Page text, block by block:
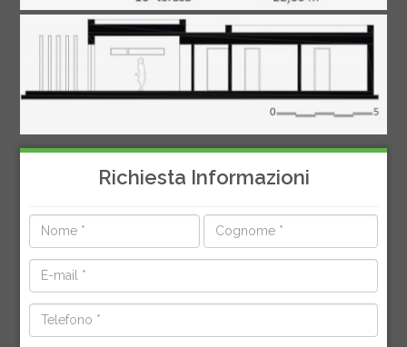
Richiesta Informazioni